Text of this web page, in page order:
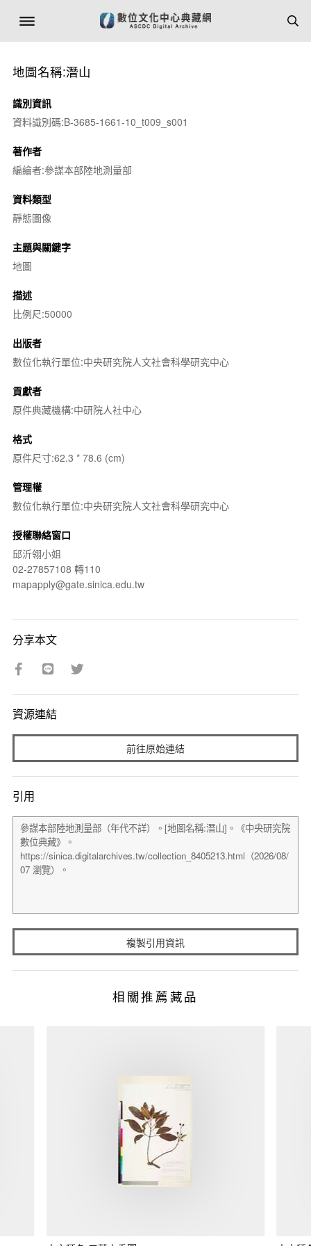
地圖名稱:潛山
識別資訊
資料識別碼:B-3685-1661-10_t009_s001
著作者
編繪者:參謀本部陸地測量部
資料類型
靜態圖像
主題與關鍵字
地圖
描述
比例尺:50000
出版者
數位化執行單位:中央研究院人文社會科學研究中心
貢獻者
原件典藏機構:中研院人社中心
格式
原件尺寸:62.3 * 78.6 (cm)
管理權
數位化執行單位:中央研究院人文社會科學研究中心
授權聯絡窗口
邱沂翎小姐
02-27857108 轉110
mapapply@gate.sinica.edu.tw
分享本文
資源連結
前往原始連結
引用
複製引用資訊
相關推薦藏品